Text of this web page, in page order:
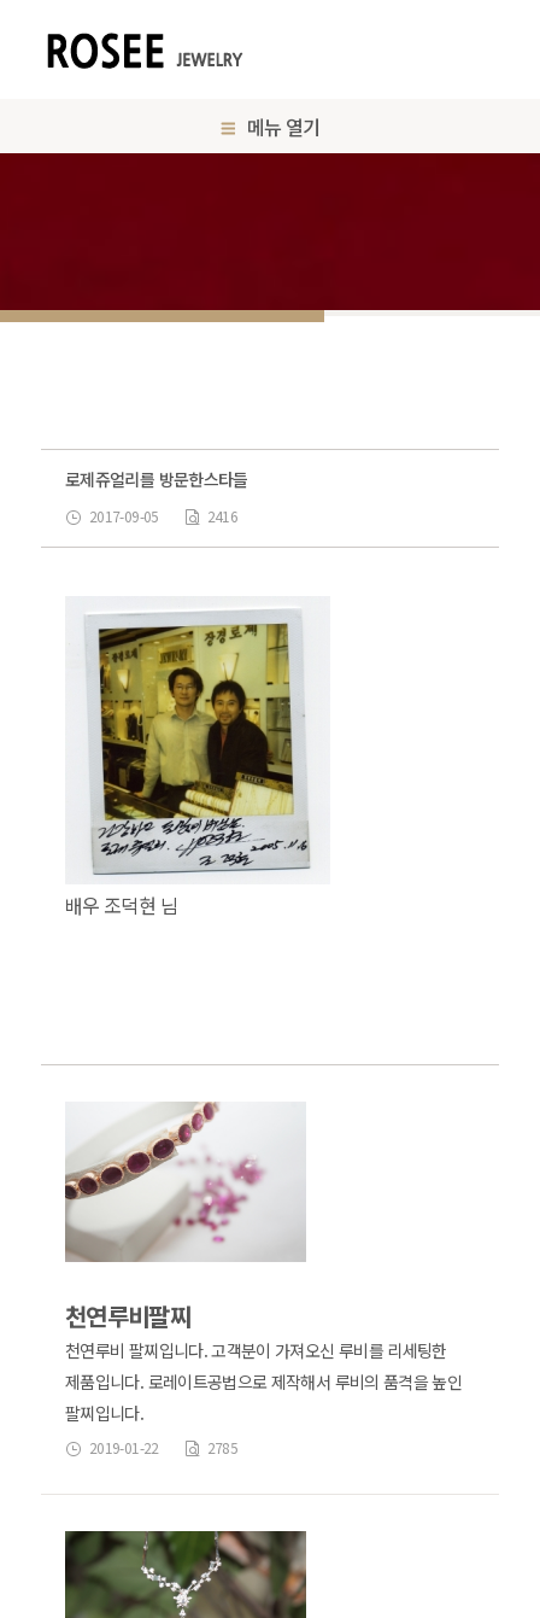
메뉴 열기
로제쥬얼리를 방문한스타들
2017-09-05 2416
배우 조덕현 님
천연루비팔찌
천연루비 팔찌입니다. 고객분이 가져오신 루비를 리세팅한
제품입니다. 로레이트공법으로 제작해서 루비의 품격을 높인
팔찌입니다.
2019-01-22 2785